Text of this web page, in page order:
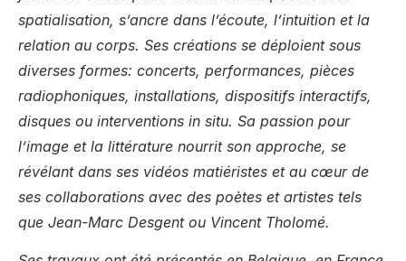
spatialisation, s’ancre dans l’écoute, l’intuition et la
relation au corps. Ses créations se déploient sous
diverses formes: concerts, performances, pièces
radiophoniques, installations, dispositifs interactifs,
disques ou interventions in situ. Sa passion pour
l’image et la littérature nourrit son approche, se
révélant dans ses vidéos matiéristes et au cœur de
ses collaborations avec des poètes et artistes tels
que Jean-Marc Desgent ou Vincent Tholomé.